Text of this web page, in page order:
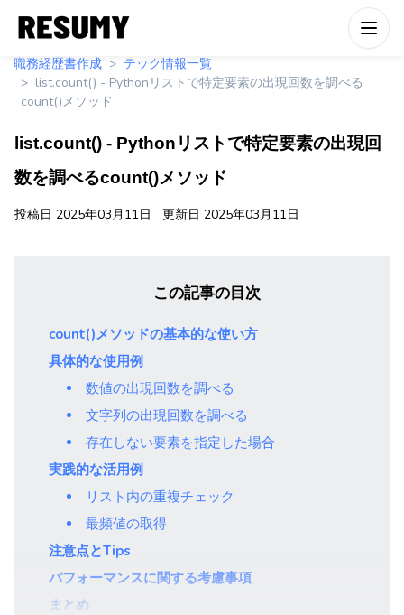
職務経歴書作成
テック情報一覧
list.count() - Pythonリストで特定要素の出現回数を調べる
count()メソッド
list.count() - Pythonリストで特定要素の出現回
数を調べるcount()メソッド
投稿日 2025年03月11日 更新日 2025年03月11日
この記事の目次
count()メソッドの基本的な使い方
具体的な使用例
数値の出現回数を調べる
文字列の出現回数を調べる
存在しない要素を指定した場合
実践的な活用例
リスト内の重複チェック
最頻値の取得
注意点とTips
パフォーマンスに関する考慮事項
まとめ